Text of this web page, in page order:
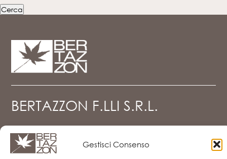
Gestisci Consenso
Cerca
BERTAZZON F.LLI S.R.L.
31020 Sernaglia della Battaglia (TV)